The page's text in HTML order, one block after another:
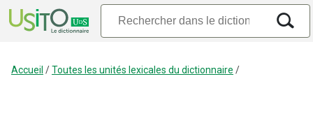
Accueil /Toutes les unités lexicales du dictionnaire /